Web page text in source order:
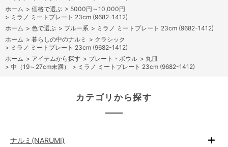
ホーム > 価格で選ぶ > 5000円～10,000円
> ミラノ ミートプレート 23cm (9682-1412)
ホーム > 色で選ぶ > ブルー系 > ミラノ ミートプレート 23cm (9682-1412)
ホーム > 暮らしの中のナルミ > クラシック
> ミラノ ミートプレート 23cm (9682-1412)
ホーム > アイテムから探す > プレート・ボウル > 丸皿
> 中（19～27cm未満） > ミラノ ミートプレート 23cm (9682-1412)
カテゴリから探す
ナルミ(NARUMI)